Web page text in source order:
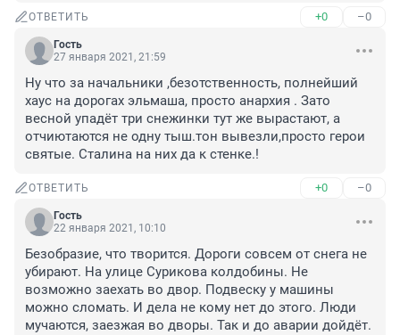
ОТВЕТИТЬ +0 –0
Гость
27 января 2021, 21:59
Ну что за начальники ,безотственность, полнейший
хаус на дорогах эльмаша, просто анархия . Зато
весной упадёт три снежинки тут же вырастают, а
отчиютаются не одну тыш.тон вывезли,просто герои
святые. Сталина на них да к стенке.!
ОТВЕТИТЬ +0 –0
Гость
22 января 2021, 10:10
Безобразие, что творится. Дороги совсем от снега не
убирают. На улице Сурикова колдобины. Не
возможно заехать во двор. Подвеску у машины
можно сломать. И дела не кому нет до этого. Люди
мучаются, заезжая во дворы. Так и до аварии дойдёт.